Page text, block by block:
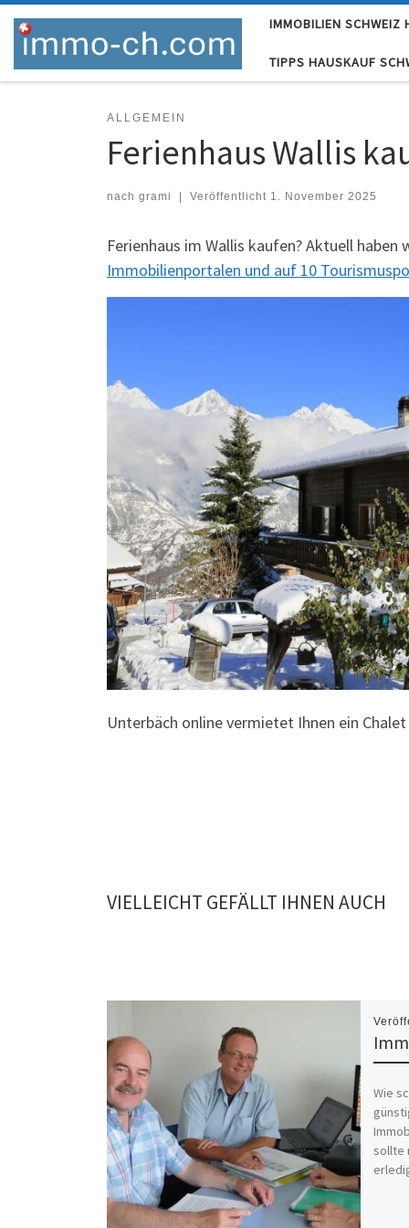
Skip to content IMMOBILIEN SCHWEIZ
TIPPS HAUSKAUF
ALLGEMEIN
Ferienhaus Wallis
nach grami | Veröffentlicht 1. November 2025
Ferienhaus im Wallis kaufen? Aktuell
Immobilienportalen und auf 10
Unterbäch online vermietet Ihnen ein
VIELLEICHT GEFÄLLT IHNEN AUCH
Wie
sollte